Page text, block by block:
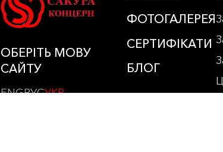
ОБЕРІТЬ МОВУ
САЙТУ
ENGРУСУКР
ФОТОГАЛЕРЕЯ
СЕРТИФІКАТИ
БЛОГ